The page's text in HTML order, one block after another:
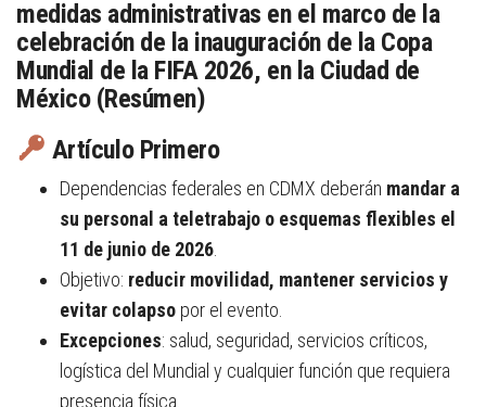
medidas administrativas en el marco de la
celebración de la inauguración de la Copa
Mundial de la FIFA 2026, en la Ciudad de
México (Resúmen)
Artículo Primero
Dependencias federales en CDMX deberán mandar a
su personal a teletrabajo o esquemas flexibles el
11 de junio de 2026.
Objetivo: reducir movilidad, mantener servicios y
evitar colapso por el evento.
Excepciones: salud, seguridad, servicios críticos,
logística del Mundial y cualquier función que requiera
presencia física.